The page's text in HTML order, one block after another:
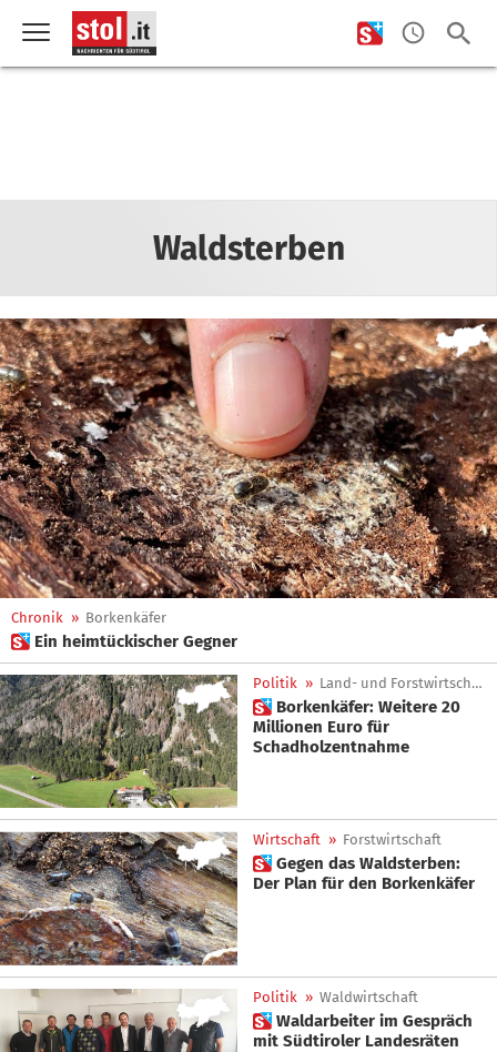
Waldsterben
Chronik » Borkenkäfer
 Ein heimtückischer Gegner
Politik » Land- und Forstwirtschaft
 Borkenkäfer: Weitere 20
Millionen Euro für
Schadholzentnahme
Wirtschaft » Forstwirtschaft
 Gegen das Waldsterben:
Der Plan für den Borkenkäfer
Politik » Waldwirtschaft
 Waldarbeiter im Gespräch
mit Südtiroler Landesräten